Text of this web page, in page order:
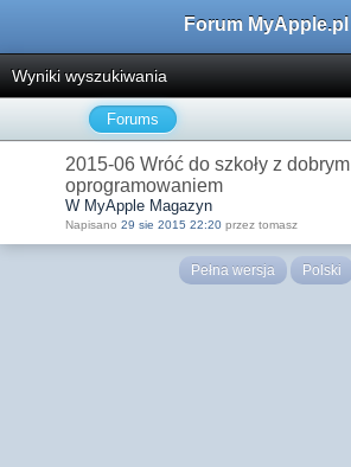
Forum MyApple.pl
Wyniki wyszukiwania
Forums
2015-06 Wróć do szkoły z dobrym
oprogramowaniem
W MyApple Magazyn
Napisano 29 sie 2015 22:20 przez tomasz
Pełna wersja Polski